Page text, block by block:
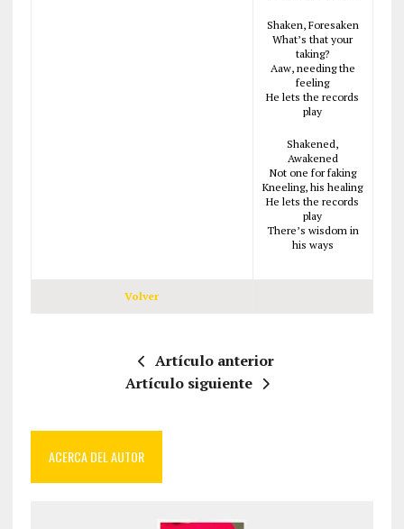
Shaken, Foresaken
What’s that your
taking?
Aaw, needing the
feeling
He lets the records
play
Shakened,
Awakened
Not one for faking
Kneeling, his healing
He lets the records
play
There’s wisdom in
his ways
Volver
Artículo anterior
Artículo siguiente
ACERCA DEL AUTOR